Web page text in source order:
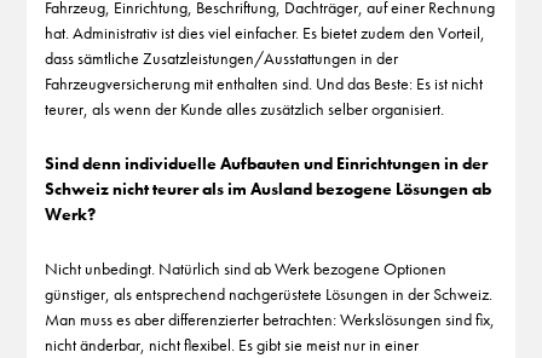
Fahrzeug, Einrichtung, Beschriftung, Dachträger, auf einer Rechnung
hat. Administrativ ist dies viel einfacher. Es bietet zudem den Vorteil,
dass sämtliche Zusatzleistungen/Ausstattungen in der
Fahrzeugversicherung mit enthalten sind. Und das Beste: Es ist nicht
teurer, als wenn der Kunde alles zusätzlich selber organisiert.
Sind denn individuelle Aufbauten und Einrichtungen in der
Schweiz nicht teurer als im Ausland bezogene Lösungen ab
Werk?
Nicht unbedingt. Natürlich sind ab Werk bezogene Optionen
günstiger, als entsprechend nachgerüstete Lösungen in der Schweiz.
Man muss es aber differenzierter betrachten: Werkslösungen sind fix,
nicht änderbar, nicht flexibel. Es gibt sie meist nur in einer